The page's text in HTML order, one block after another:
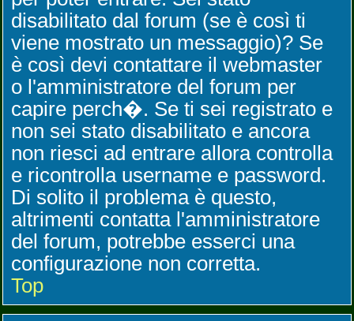
disabilitato dal forum (se è così ti
viene mostrato un messaggio)? Se
è così devi contattare il webmaster
o l'amministratore del forum per
capire perch�. Se ti sei registrato e
non sei stato disabilitato e ancora
non riesci ad entrare allora controlla
e ricontrolla username e password.
Di solito il problema è questo,
altrimenti contatta l'amministratore
del forum, potrebbe esserci una
configurazione non corretta.
Top